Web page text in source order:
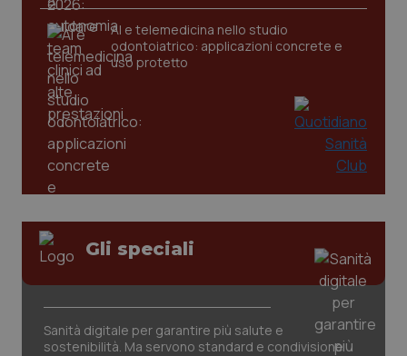
AI e telemedicina nello studio
odontoiatrico: applicazioni concrete e
uso protetto
Gli speciali
Sanità digitale per garantire più salute e
sostenibilità. Ma servono standard e condivisione
tracking-sites-ironfish-
tracking-enable
www.quotidianosanita.it
tracking-sites-ironfish-
www.quotidianosanita.it
_ga
.quotidianosanita.it